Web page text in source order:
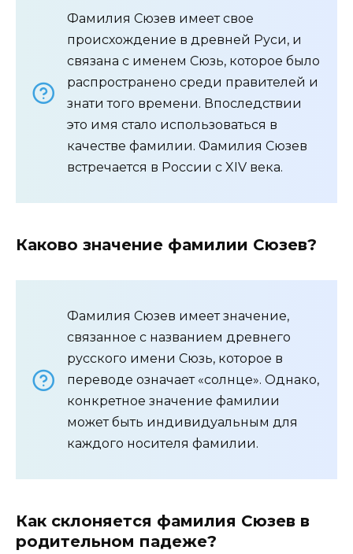
Фамилия Сюзев имеет свое
происхождение в древней Руси, и
связана с именем Сюзь, которое было
распространено среди правителей и
знати того времени. Впоследствии
это имя стало использоваться в
качестве фамилии. Фамилия Сюзев
встречается в России с XIV века.
Каково значение фамилии Сюзев?
Фамилия Сюзев имеет значение,
связанное с названием древнего
русского имени Сюзь, которое в
переводе означает «солнце». Однако,
конкретное значение фамилии
может быть индивидуальным для
каждого носителя фамилии.
Как склоняется фамилия Сюзев в
родительном падеже?